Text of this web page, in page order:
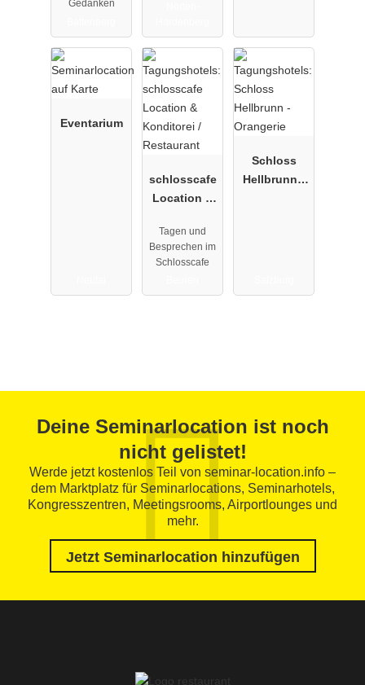
Gedanken
Eventarium
schlosscafe
Location &
Restaurant
Tagen und
Besprechen im
Schlosscafe
Schloss
Hellbrunn -
Deine Seminarlocation ist noch
nicht gelistet!
Werde jetzt kostenlos Teil von seminar-location.info –
dem Marktplatz für Seminarlocations, Seminarhotels,
Kongresszentren, Meetingsrooms, Airportlounges und
mehr.
Jetzt Seminarlocation hinzufügen